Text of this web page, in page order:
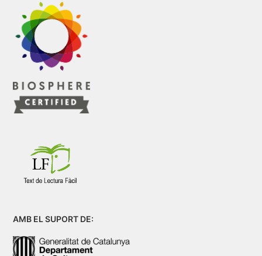
AMB EL SUPORT DE: